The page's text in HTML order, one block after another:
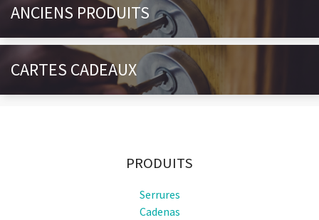
ANCIENS PRODUITS
CARTES CADEAUX
PRODUITS
Serrures
Cadenas